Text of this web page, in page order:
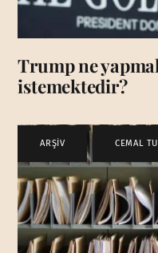
Trump ne
istemektedir?
ARŞİV CEMAL